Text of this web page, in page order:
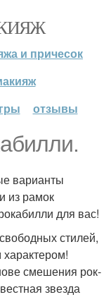
и причесок
отзывы
варианты
из рамок
для вас!
стилей,
смешения рок-
звезда